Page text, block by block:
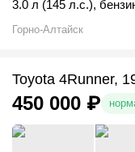
3.0 л (145 л.с.),
Горно-Алтайск
Toyota 4Runner,
450 000 ₽